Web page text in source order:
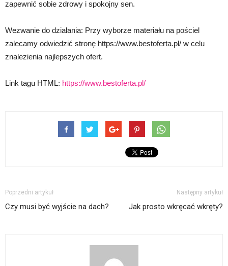
zapewnić sobie zdrowy i spokojny sen.
Wezwanie do działania: Przy wyborze materiału na pościel
zalecamy odwiedzić stronę https://www.bestoferta.pl/ w celu
znalezienia najlepszych ofert.
Link tagu HTML: https://www.bestoferta.pl/
Poprzedni artykuł
Czy musi być wyjście na dach?
Następny artykuł
Jak prosto wkręcać wkręty?